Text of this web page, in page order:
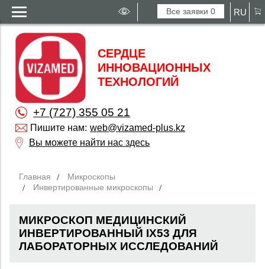
Все заявки0 RU
СЕРДЦЕ
ИННОВАЦИОННЫХ
ТЕХНОЛОГИЙ
+7 (727) 355 05 21
Пишите нам: web@vizamed-plus.kz
Вы можете найти нас здесь
Главная
Микроскопы
Инвертированные микроскопы
МИКРОСКОП МЕДИЦИНСКИЙ
ИНВЕРТИРОВАННЫЙ IX53 ДЛЯ
ЛАБОРАТОРНЫХ ИССЛЕДОВАНИЙ